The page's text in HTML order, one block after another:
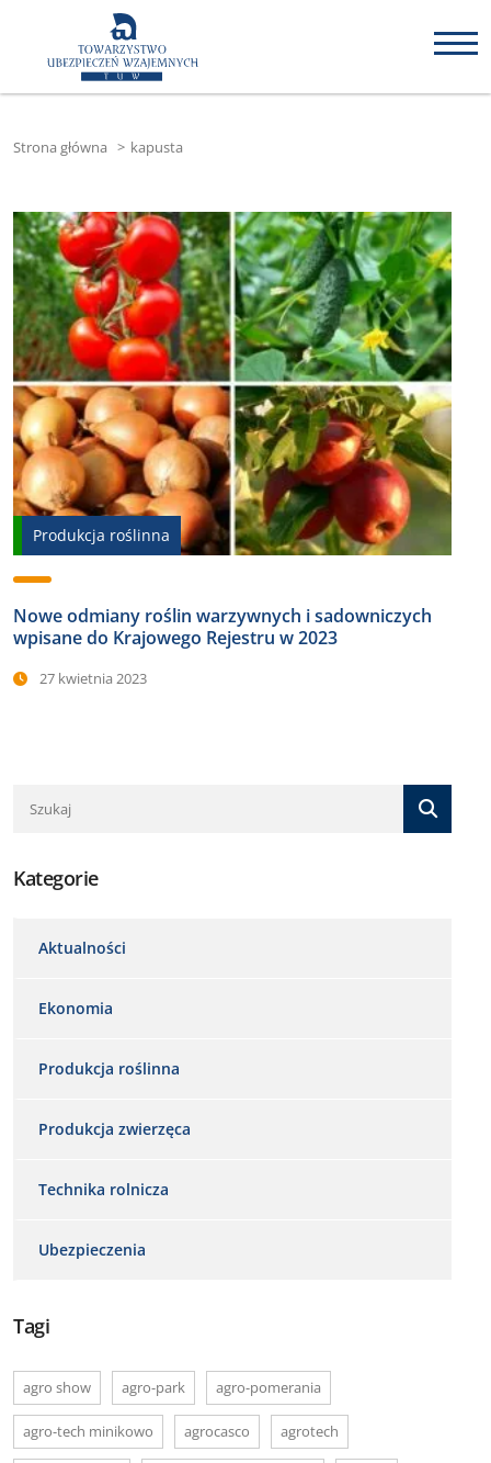
Strona główna > kapusta
Produkcja roślinna
Nowe odmiany roślin warzywnych i sadowniczych
wpisane do Krajowego Rejestru w 2023
27 kwietnia 2023
Kategorie
Aktualności
Ekonomia
Produkcja roślinna
Produkcja zwierzęca
Technika rolnicza
Ubezpieczenia
Tagi
agro show agro-park agro-pomerania
agro-tech minikowo agrocasco agrotech